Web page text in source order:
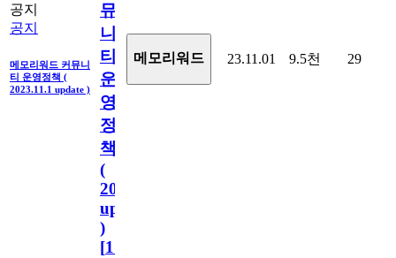
공지
공지
메모리워드 커뮤니
티 운영정책 (
2023.11.1 update )
뮤
니
티
운
영
정
책
(
2023.11.1
update
)
[110
메모리워드 23.11.01 9.5천 29